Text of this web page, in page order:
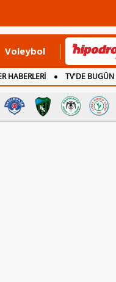
Voleybol
HABERLERİ TV'DE BUGÜN